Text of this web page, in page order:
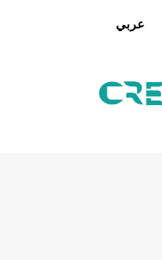
عربي